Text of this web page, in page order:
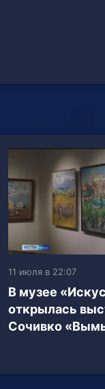
11 июля в 22:07
В музее
открылась
Сочивко